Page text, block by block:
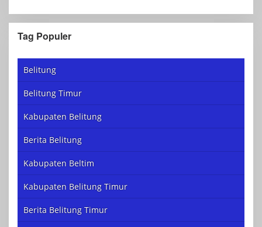
Tag Populer
Belitung
Belitung Timur
Kabupaten Belitung
Berita Belitung
Kabupaten Beltim
Kabupaten Belitung Timur
Berita Belitung Timur